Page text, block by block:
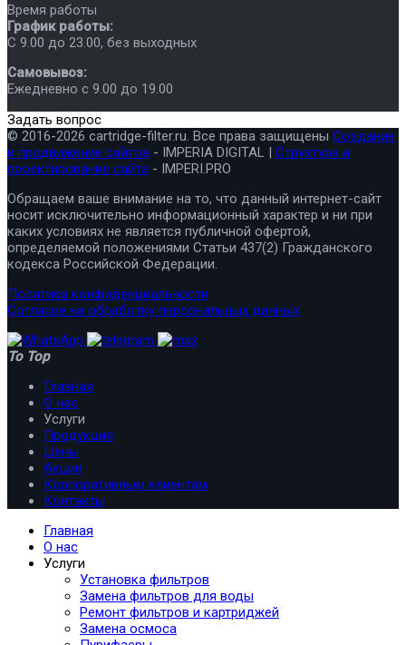
Время работы
График работы:
C 9.00 до 23.00, без выходных
Самовывоз:
Ежедневно с 9.00 до 19.00
Задать вопрос
© 2016-2026 cartridge-filter.ru. Все права защищены Создание
и продвижение сайтов - IMPERIA DIGITAL | Структура и
проектирование сайта - IMPERI.PRO
Обращаем ваше внимание на то, что данный интернет-сайт
носит исключительно информационный характер и ни при
каких условиях не является публичной офертой,
определяемой положениями Статьи 437(2) Гражданского
кодекса Российской Федерации.
Политика конфиденциальности
Согласие на обработку персональных данных
To Top
Главная
О нас
Услуги
Продукция
Цены
Акции
Корпоративным клиентам
Контакты
Главная
О нас
Услуги
Установка фильтров
Замена фильтров для воды
Ремонт фильтров и картриджей
Замена осмоса